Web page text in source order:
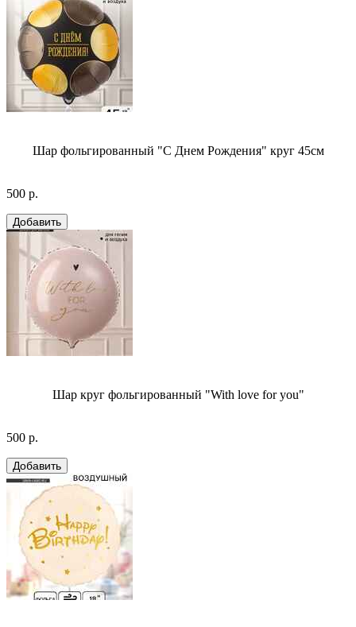
Шар фольгированный "С Днем Рождения" круг 45см
500 р.
Шар круг фольгированный "With love for you"
500 р.